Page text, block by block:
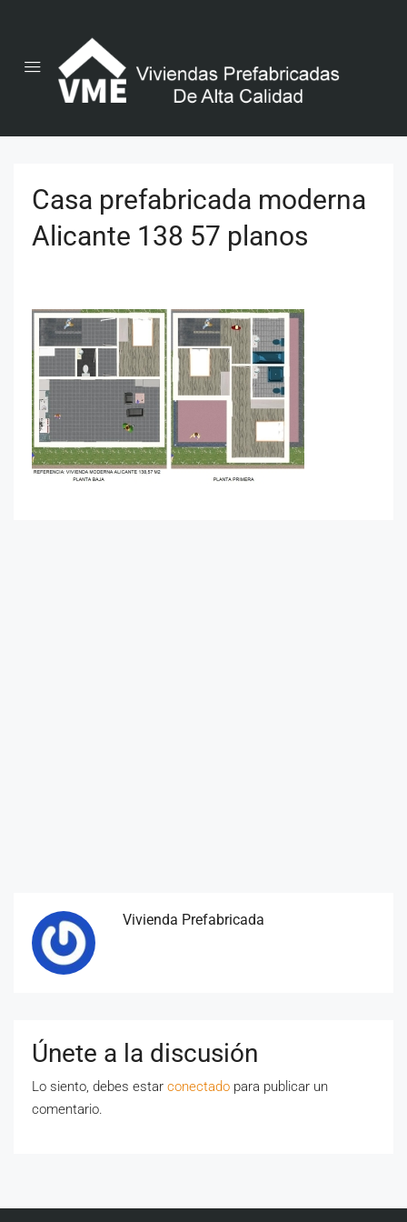
Casa prefabricada moderna
Alicante 138 57 planos
Vivienda Prefabricada
Únete a la discusión
Lo siento, debes estar conectado para publicar un
comentario.